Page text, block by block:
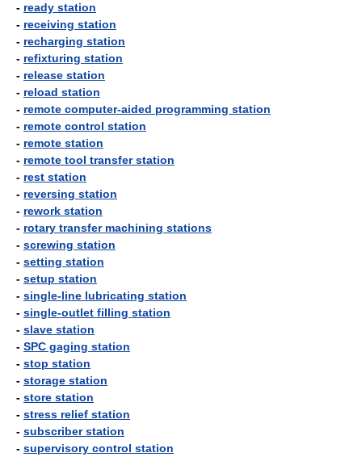
- ready station
- receiving station
- recharging station
- refixturing station
- release station
- reload station
- remote computer-aided programming station
- remote control station
- remote station
- remote tool transfer station
- rest station
- reversing station
- rework station
- rotary transfer machining stations
- screwing station
- setting station
- setup station
- single-line lubricating station
- single-outlet filling station
- slave station
- SPC gaging station
- stop station
- storage station
- store station
- stress relief station
- subscriber station
- supervisory control station